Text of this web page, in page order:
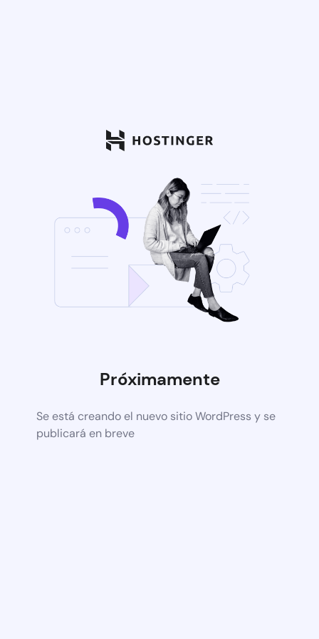
Próximamente
Se está creando el nuevo sitio WordPress y se
publicará en breve